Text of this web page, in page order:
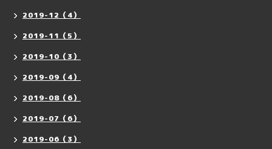
2019-12（4）
2019-11（5）
2019-10（3）
2019-09（4）
2019-08（6）
2019-07（6）
2019-06（3）